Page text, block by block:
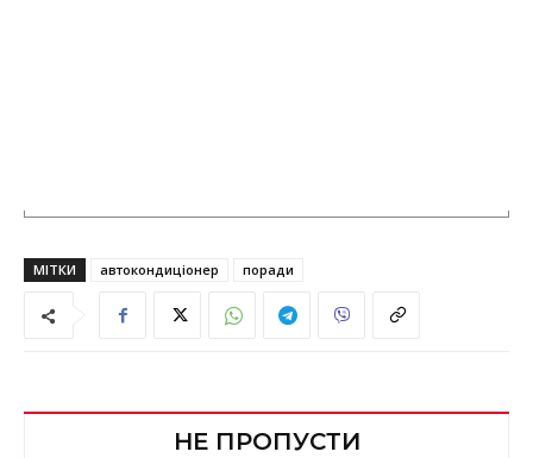
МІТКИ автокондиціонер поради
НЕ ПРОПУСТИ